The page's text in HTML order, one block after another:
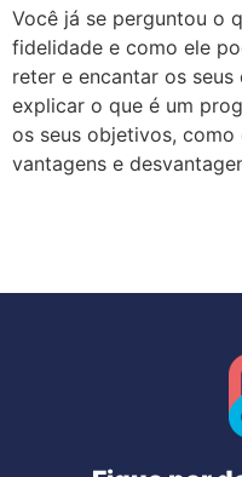
Você já se perguntou o
fidelidade e como ele
reter e encantar os
explicar o que é um
os seus objetivos, como
vantagens e